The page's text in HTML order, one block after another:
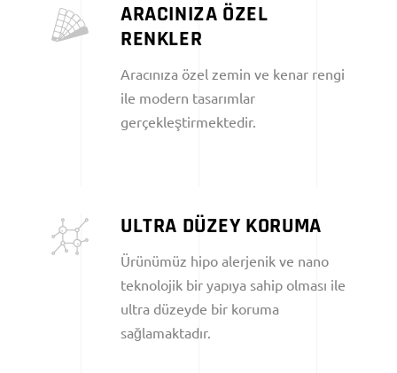
ARACINIZA ÖZEL
RENKLER
Aracınıza özel zemin ve kenar rengi
ile modern tasarımlar
gerçekleştirmektedir.
ULTRA DÜZEY KORUMA
Ürünümüz hipo alerjenik ve nano
teknolojik bir yapıya sahip olması ile
ultra düzeyde bir koruma
sağlamaktadır.